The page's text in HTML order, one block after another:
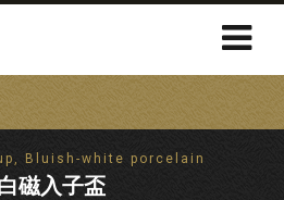
Bluish-white porcelain
磁入子盃